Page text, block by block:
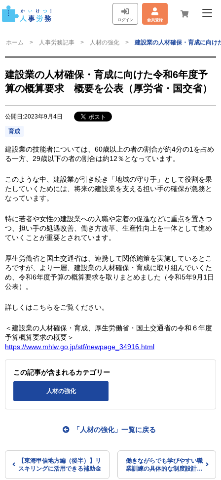
ログイン 会員登録
ホーム 人事労務記事 人材の強化 建設業の人材確保・育成に向
建設業の人材確保・育成に向けた令和6年度予
算の概算要求 概要を公表（厚労省・国交省）
公開日:2023年9月4日
育成
建設業の技能者については、60歳以上の者の割合が約4分の1を占め
る一方、29歳以下の者の割合は約12％となっています。
このような中、建設業が引き続き「地域の守り手」として役割を果
たしていくためには、将来の建設業を支える担い手の確保が急務と
なっています。
特に若者や女性の建設業への入職や定着の促進などに重点を置きつ
つ、担い手の処遇改善、働き方改革、生産性向上を一体として進め
ていくことが重要とされています。
厚生労働省と国土交通省は、連携して関係施策を実施しているとこ
ろですが、より一層、建設業の人材確保・育成に取り組んでいくた
め、令和6年度予算の概算要求を取りまとめました（令和5年9月1日
公表）。
詳しくはこちらをご覧ください。
＜建設業の人材確保・育成、厚生労働省・国土交通省の令和６年度
予算概算要求の概要＞
https://www.mhlw.go.jp/stf/newpage_34916.html
この記事が含まれるカテゴリー
人材の強化
【東海甲信地方編（後半）】リ
スキリングに活用できる補助金
「人材の強化」一覧に戻る
働きながらでも学びやすい職
業訓練の具体的な制度設計を